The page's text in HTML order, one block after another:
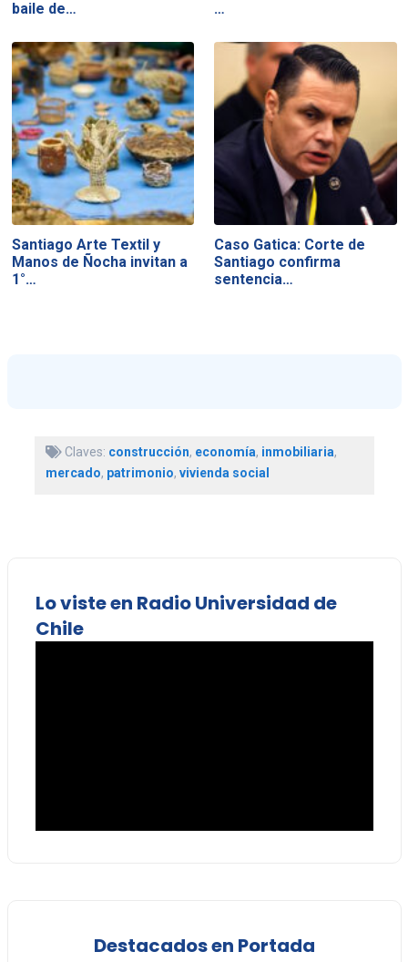
baile de…
…
Santiago Arte Textil y
Manos de Ñocha invitan a
1°…
Caso Gatica: Corte de
Santiago confirma
sentencia…
Claves: construcción, economía, inmobiliaria,
mercado, patrimonio, vivienda social
Lo viste en Radio Universidad de
Chile
Destacados en Portada